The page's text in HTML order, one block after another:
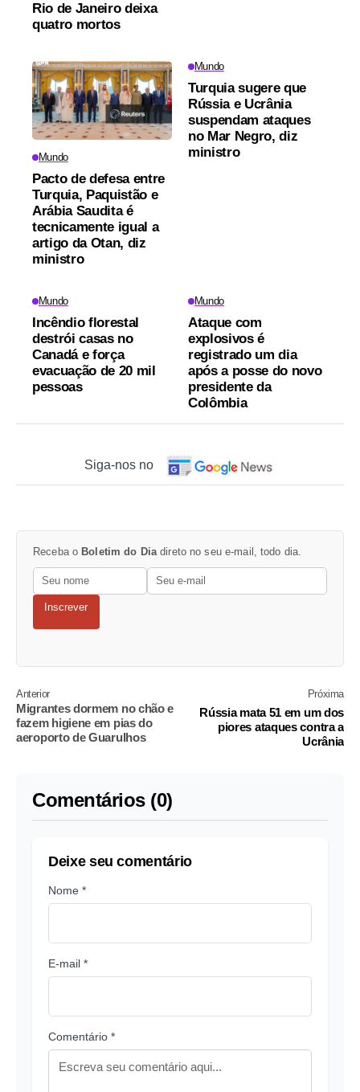
Rio de Janeiro deixa
quatro mortos
Mundo
Pacto de defesa entre
Turquia, Paquistão e
Arábia Saudita é
tecnicamente igual a
artigo da Otan, diz
ministro
Mundo
Turquia sugere que
Rússia e Ucrânia
suspendam ataques
no Mar Negro, diz
ministro
Mundo
Incêndio florestal
destrói casas no
Canadá e força
evacuação de 20 mil
pessoas
Mundo
Ataque com
explosivos é
registrado um dia
após a posse do novo
presidente da
Colômbia
Siga-nos no
Receba o Boletim do Diadireto no seu e-mail, todo dia.
Inscrever
Anterior
Migrantes dormem no chão e
fazem higiene em pias do
aeroporto de Guarulhos
Próxima
Rússia mata 51 em um dos
piores ataques contra a
Ucrânia
Comentários (0)
Deixe seu comentário
Nome *
E-mail *
Comentário *